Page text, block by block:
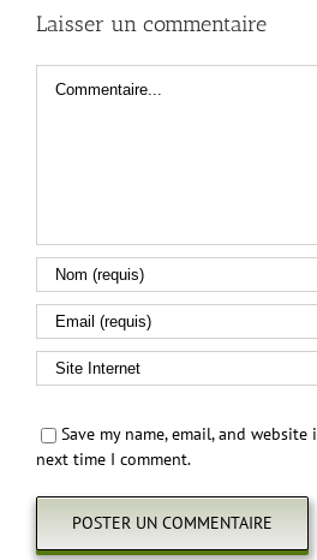
Laisser un commentaire
Save my name, email, and
next time I comment.